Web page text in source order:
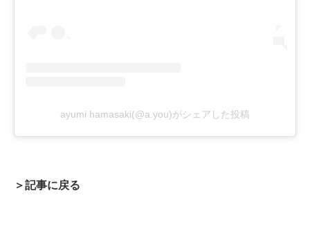
ayumi hamasaki(@a.you)がシェアした投稿
＞記事に戻る